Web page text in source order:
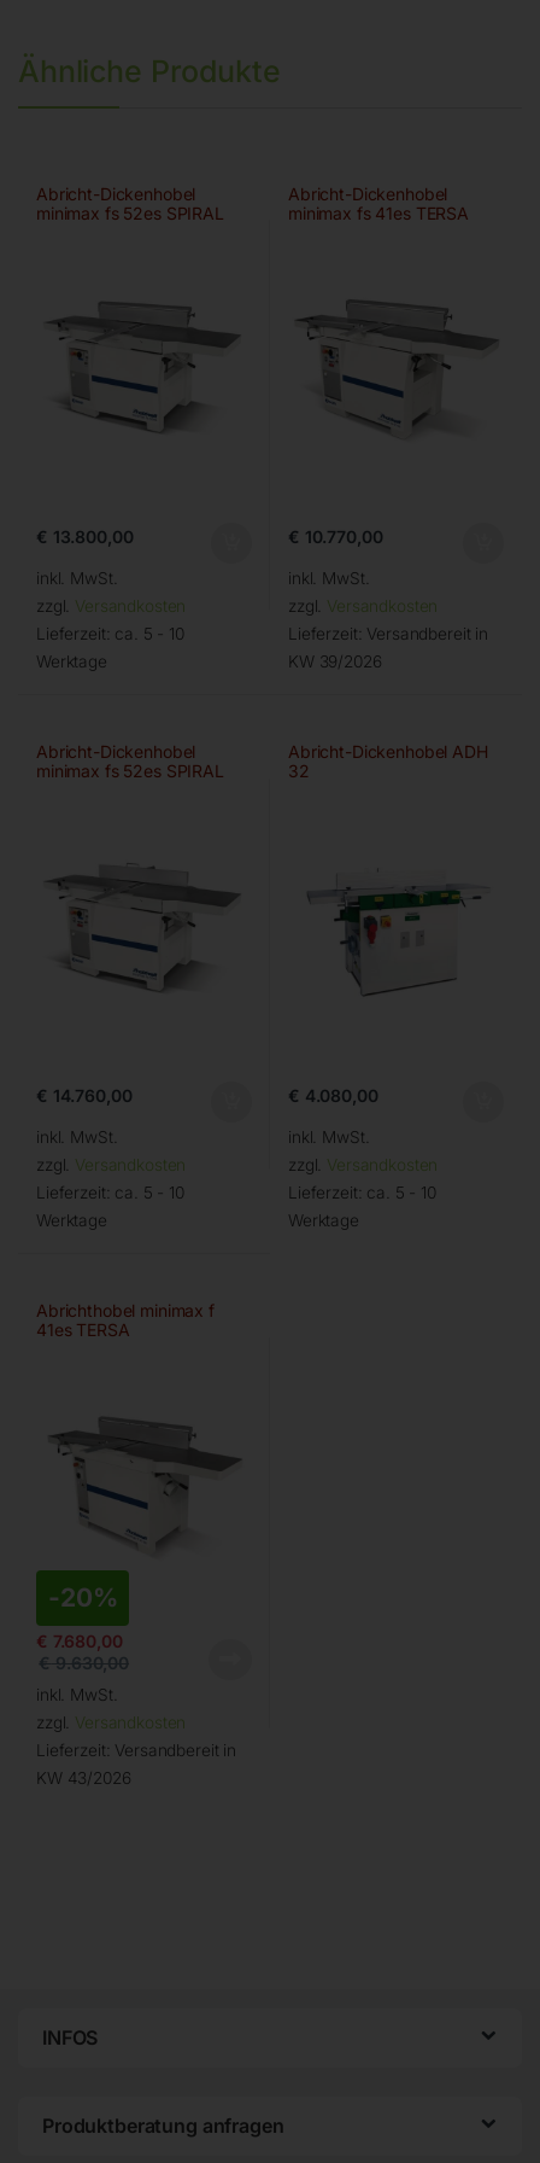
Ähnliche Produkte
Abricht-Dickenhobel
minimax fs 52es SPIRAL
€ 13.800,00
inkl. MwSt.
zzgl. Versandkosten
Lieferzeit: ca. 5 - 10
Werktage
Abricht-Dickenhobel
minimax fs 41es TERSA
€ 10.770,00
inkl. MwSt.
zzgl. Versandkosten
Lieferzeit: Versandbereit in
KW 39/2026
Abricht-Dickenhobel
minimax fs 52es SPIRAL
€ 14.760,00
inkl. MwSt.
zzgl. Versandkosten
Lieferzeit: ca. 5 - 10
Werktage
Abricht-Dickenhobel ADH
32
€ 4.080,00
inkl. MwSt.
zzgl. Versandkosten
Lieferzeit: ca. 5 - 10
Werktage
Abrichthobel minimax f
41es TERSA
-20%
€ 7.680,00
€9.630,00
inkl. MwSt.
zzgl. Versandkosten
Lieferzeit: Versandbereit in
KW 43/2026
INFOS
Produktberatung anfragen